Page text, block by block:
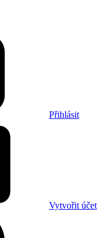
Přihlásit
Vytvořit účet